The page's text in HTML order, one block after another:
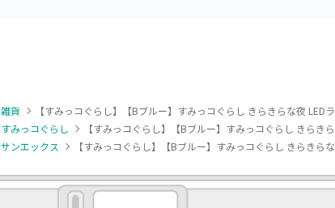
雑貨
【すみっコぐらし】【Bブルー】すみっコぐらし きらきらな夜 LED
すみっコぐらし
【すみっコぐらし】【Bブルー】すみっコぐらし きらき
サンエックス 【すみっコぐらし】【Bブルー】すみっコぐらし きらきら